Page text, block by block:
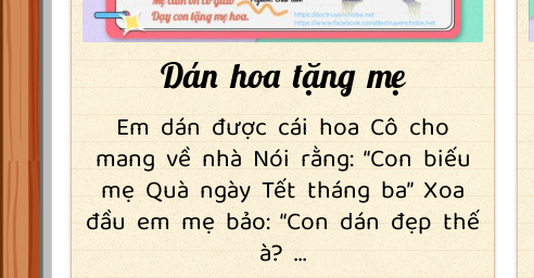
Dán hoa tặng mẹ
Em dán được cái hoa Cô cho
mang về nhà Nói rằng: “Con biếu
mẹ Quà ngày Tết tháng ba” Xoa
đầu em mẹ bảo: “Con dán đẹp thế
à? ...